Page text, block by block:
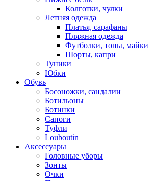
Колготки, чулки
Летняя одежда
Платья, сарафаны
Пляжная одежда
Футболки, топы, майки
Шорты, капри
Туники
Юбки
Обувь
Босоножки, сандалии
Ботильоны
Ботинки
Сапоги
Туфли
Louboutin
Аксессуары
Головные уборы
Зонты
Очки